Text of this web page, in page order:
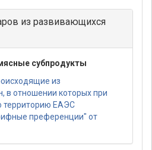
из развивающихся
субпродукты
из
в отношении которых при
территорию ЕАЭС
преференции" от